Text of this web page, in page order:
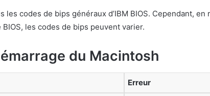
les codes de bips généraux d’IBM BIOS. Cependant, en
les codes de bips peuvent varier.
du Macintosh
Erreur